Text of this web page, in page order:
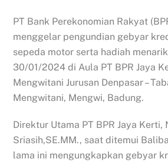
PT Bank Perekonomian Rakyat
menggelar pengundian gebyar
sepeda motor serta hadiah
30/01/2024 di Aula PT BPR Jaya
Mengwitani Jurusan Denpasar –
Mengwitani, Mengwi, Badung.
Direktur Utama PT BPR Jaya Kerti,
Sriasih,SE.MM., saat ditemui
lama ini mengungkapkan gebyar